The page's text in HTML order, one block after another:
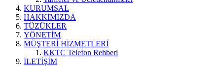
KURUMSAL
HAKKIMIZDA
TÜZÜKLER
YÖNETİM
MÜŞTERİ HİZMETLERİ
KKTC Telefon Rehberi
İLETİŞİM